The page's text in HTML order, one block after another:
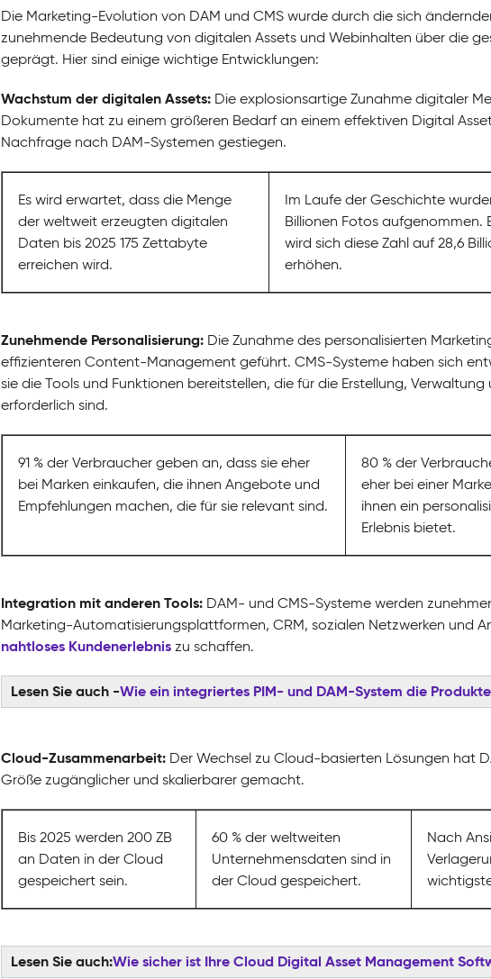
Die Marketing-Evolution von DAM und CMS wurde durch die sich
zunehmende Bedeutung von digitalen Assets und Webinhalten über die
geprägt. Hier sind einige wichtige Entwicklungen:
Wachstum der digitalen Assets: Die explosionsartige Zunahme digitaler
Dokumente hat zu einem größeren Bedarf an einem effektiven Digital
Nachfrage nach DAM-Systemen gestiegen.
Es wird erwartet, dass die Menge
der weltweit erzeugten digitalen
Daten bis 2025 175 Zettabyte
erreichen wird.
Im Laufe der Geschichte
Billionen Fotos aufgenommen.
wird sich diese Zahl auf 28,6
erhöhen.
Zunehmende Personalisierung: Die Zunahme des personalisierten
effizienteren Content-Management geführt. CMS-Systeme haben sich
sie die Tools und Funktionen bereitstellen, die für die Erstellung,
erforderlich sind.
91 % der Verbraucher geben an, dass sie eher
bei Marken einkaufen, die ihnen Angebote und
Empfehlungen machen, die für sie relevant sind.
80 % der
eher bei einer
ihnen ein
Erlebnis bietet.
Integration mit anderen Tools:DAM- und CMS-Systeme werden
Marketing-Automatisierungsplattformen, CRM, sozialen Netzwerken und
nahtloses Kundenerlebniszu schaffen.
Lesen Sie auch -Wie ein integriertes PIM- und DAM-System die
Cloud-Zusammenarbeit:Der Wechsel zu Cloud-basierten Lösungen hat
Größe zugänglicher und skalierbarer gemacht.
Bis 2025 werden 200 ZB
an Daten in der Cloud
gespeichert sein.
60 % der weltweiten
Unternehmensdaten sind in
der Cloud gespeichert.
Nach
Lesen Sie auch:Wie sicher ist Ihre Cloud Digital Asset Management